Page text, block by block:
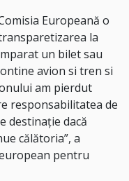
Europeană o
la
un bilet sau
avion si tren si
am pierdut
responsabilitatea de
destinaţie dacă
călătoria”, a
pentru